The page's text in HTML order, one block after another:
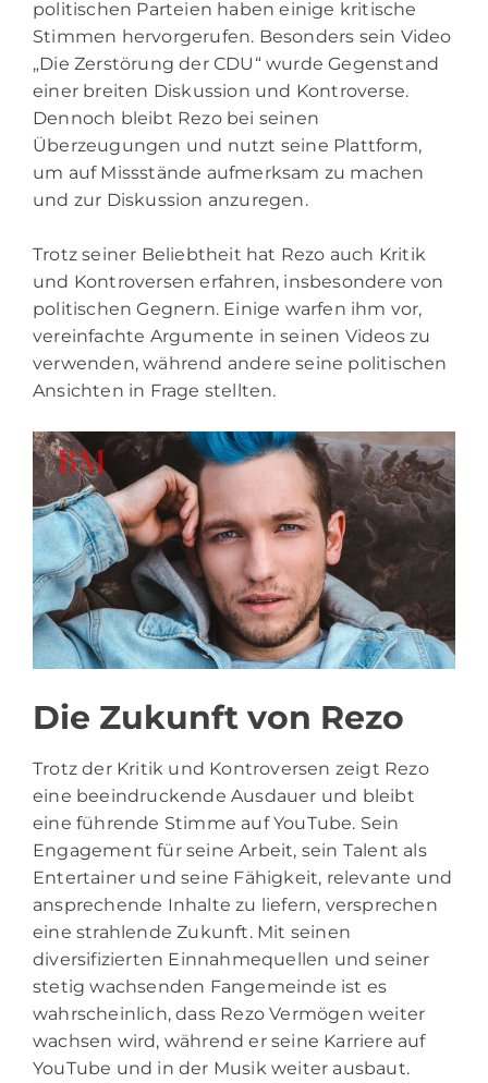
politischen Parteien haben einige kritische
Stimmen hervorgerufen. Besonders sein Video
„Die Zerstörung der CDU“ wurde Gegenstand
einer breiten Diskussion und Kontroverse.
Dennoch bleibt Rezo bei seinen
Überzeugungen und nutzt seine Plattform,
um auf Missstände aufmerksam zu machen
und zur Diskussion anzuregen.
Trotz seiner Beliebtheit hat Rezo auch Kritik
und Kontroversen erfahren, insbesondere von
politischen Gegnern. Einige warfen ihm vor,
vereinfachte Argumente in seinen Videos zu
verwenden, während andere seine politischen
Ansichten in Frage stellten.
Die Zukunft von Rezo
Trotz der Kritik und Kontroversen zeigt Rezo
eine beeindruckende Ausdauer und bleibt
eine führende Stimme auf YouTube. Sein
Engagement für seine Arbeit, sein Talent als
Entertainer und seine Fähigkeit, relevante und
ansprechende Inhalte zu liefern, versprechen
eine strahlende Zukunft. Mit seinen
diversifizierten Einnahmequellen und seiner
stetig wachsenden Fangemeinde ist es
wahrscheinlich, dass Rezo Vermögen weiter
wachsen wird, während er seine Karriere auf
YouTube und in der Musik weiter ausbaut.